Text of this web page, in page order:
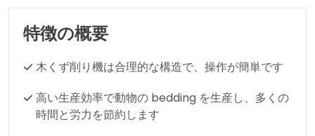
特徴の概要
木くず削り機は合理的な構造で、操作が簡単です
高い生産効率で動物の bedding を生産し、多くの
時間と労力を節約します